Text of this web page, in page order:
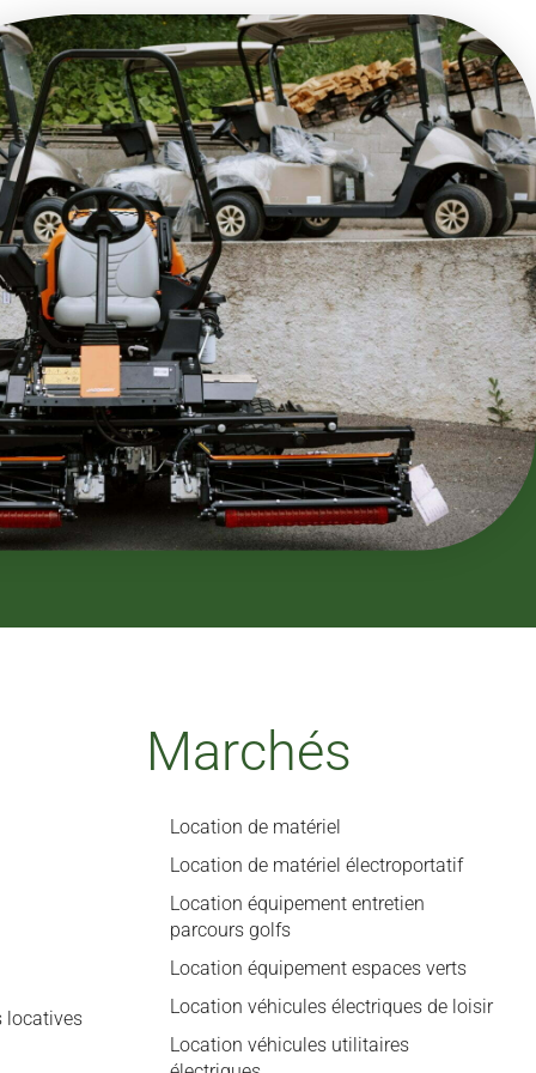
locatives
Marchés
Location de matériel
Location de matériel électroportatif
Location équipement entretien
parcours golfs
Location équipement espaces verts
Location véhicules électriques de loisir
Location véhicules utilitaires